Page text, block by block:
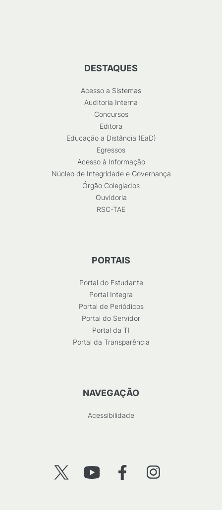
DESTAQUES
Acesso a Sistemas
Auditoria Interna
Concursos
Editora
Educação a Distância (EaD)
Egressos
Acesso à Informação
Núcleo de Integridade e Governança
Órgão Colegiados
Ouvidoria
RSC-TAE
PORTAIS
Portal do Estudante
Portal Integra
Portal de Periódicos
Portal do Servidor
Portal da TI
Portal da Transparência
NAVEGAÇÃO
Acessibilidade